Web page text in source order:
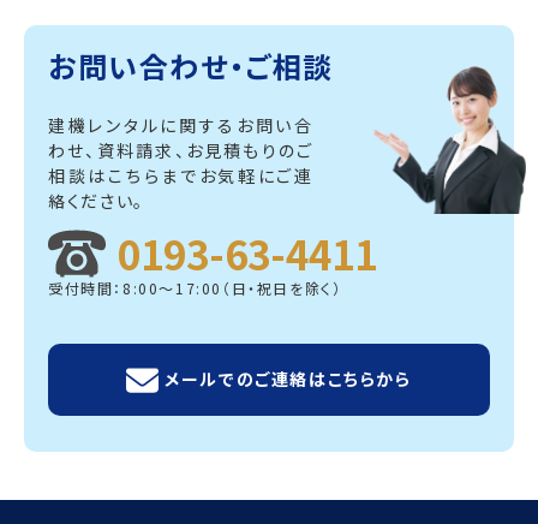
お問い合わせ・ご相談
建機レンタルに関するお問い合
わせ、資料請求、 お見積もりのご
相談はこちらまでお気軽にご連
絡ください。
0193-63-4411
受付時間：8:00～17:00（日・祝日を除く）
メールでのご連絡はこちらから